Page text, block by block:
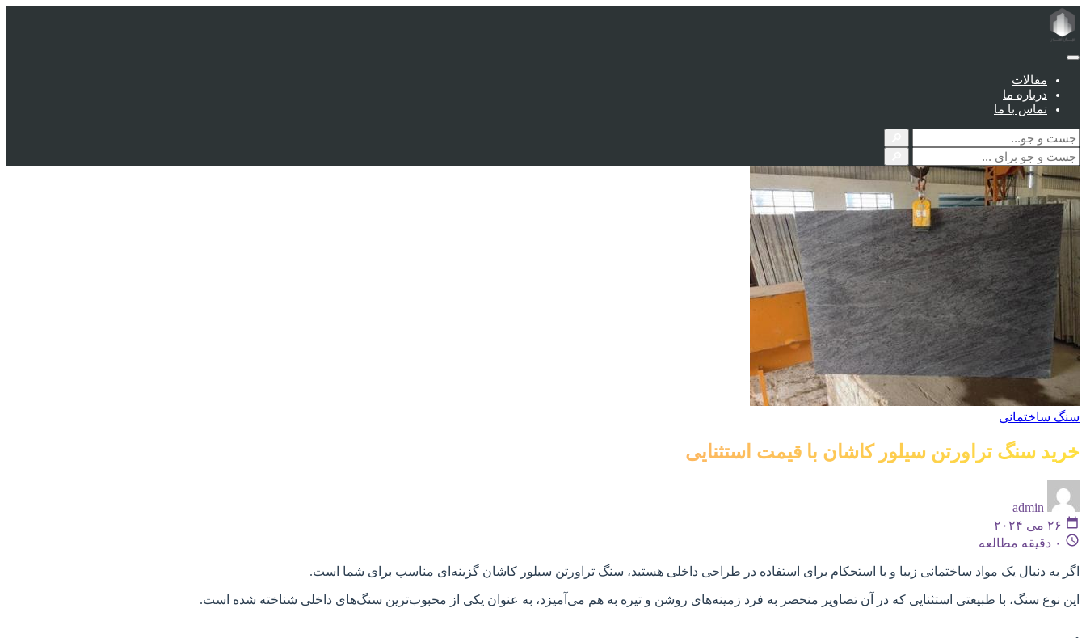
مقالات
درباره ما
تماس با ما
سنگ ساختمانی
خرید سنگ تراورتن سیلور کاشان با قیمت استثنایی
admin
۲۶ می ۲۰۲۴
۰ دقیقه مطالعه
اگر به دنبال یک مواد ساختمانی زیبا و با استحکام برای استفاده در طراحی داخلی هستید، سنگ تراورتن سیلور کاشان گزینه‌ای مناسب برای شما است.
این نوع سنگ، با طبیعتی استثنایی که در آن تصاویر منحصر به فرد زمینه‌های روشن و تیره به هم می‌آمیزد، به عنوان یکی از محبوب‌ترین سنگ‌های داخلی شناخته شده است.
.